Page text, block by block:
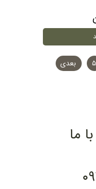
۵ بعدی
ما